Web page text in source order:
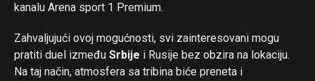
kanalu Arena sport 1 Premium.
Zahvaljujući ovoj mogućnosti, svi zainteresovani mogu
pratiti duel između Srbije i Rusije bez obzira na lokaciju.
Na taj način, atmosfera sa tribina biće preneta i
Whatsapp
Email